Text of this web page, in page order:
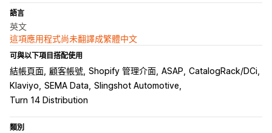
語言
英文
這項應用程式尚未翻譯成繁體中文
可與以下項目搭配使用
結帳頁面 顧客帳號 Shopify 管理介面 ASAP CatalogRack/DCi
Klaviyo SEMA Data Slingshot Automotive
Turn 14 Distribution
類別